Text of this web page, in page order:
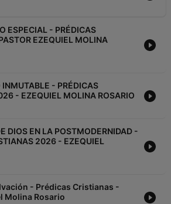
ESPECIAL - PRÉDICAS
EZEQUIEL MOLINA
INMUTABLE - PRÉDICAS
- EZEQUIEL MOLINA ROSARIO
DIOS EN LA POSTMODERNIDAD -
2026 - EZEQUIEL
- Prédicas Cristianas -
Molina Rosario